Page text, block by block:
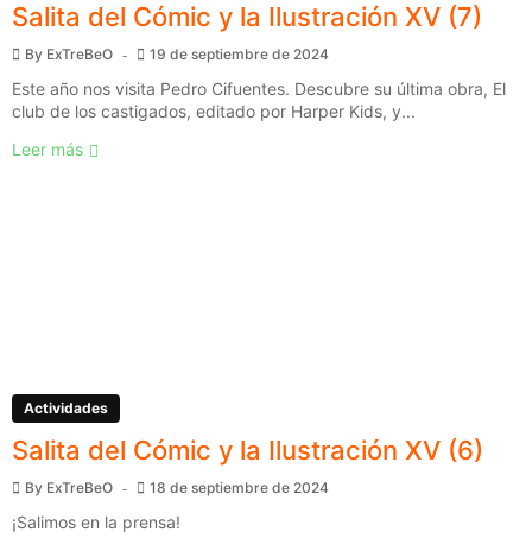
Salita del Cómic y la Ilustración XV (7)
By ExTreBeO 19 de septiembre de 2024
Este año nos visita Pedro Cifuentes. Descubre su última obra, El
club de los castigados, editado por Harper Kids, y...
Leer más
Actividades
Salita del Cómic y la Ilustración XV (6)
By ExTreBeO 18 de septiembre de 2024
¡Salimos en la prensa!